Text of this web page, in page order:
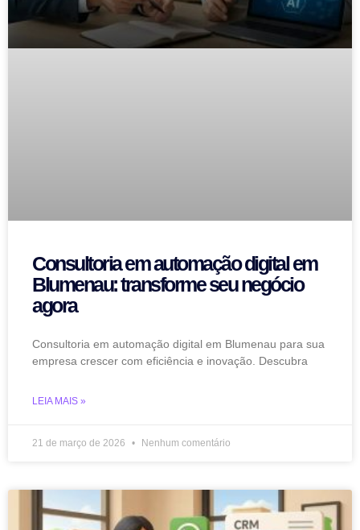
Consultoria em automação digital em
Blumenau: transforme seu negócio
agora
Consultoria em automação digital em Blumenau para sua
empresa crescer com eficiência e inovação. Descubra
LEIA MAIS »
21 de março de 2026 Nenhum comentário